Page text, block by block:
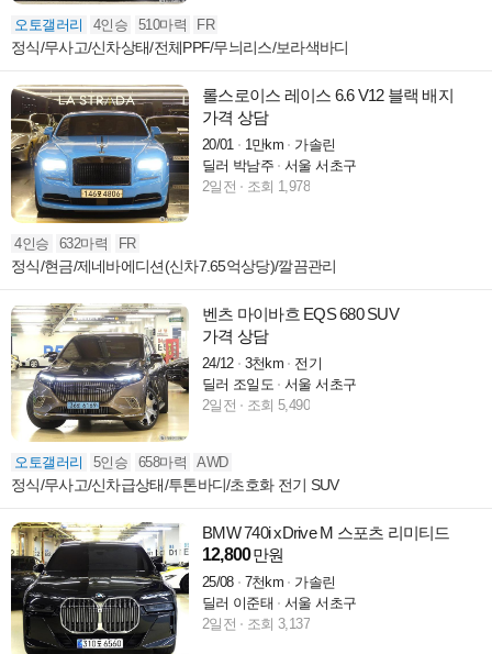
오토갤러리 4인승 510마력 FR
정식/무사고/신차상태/전체PPF/무늬리스/보라색바디
롤스로이스 레이스 6.6 V12 블랙 배지
가격 상담
20/01 1만km
가솔린
딜러 박남주
서울 서초구
2일전
조회 1,978
4인승 632마력 FR
정식/현금/제네바에디션(신차7.65억상당)/깔끔관리
벤츠 마이바흐 EQS 680 SUV
가격 상담
24/12 3천km
전기
딜러 조일도
서울 서초구
2일전
조회 5,490
오토갤러리 5인승 658마력 AWD
정식/무사고/신차급상태/투톤바디/초호화 전기 SUV
BMW 740i xDrive M 스포츠 리미티드
12,800만원
25/08 7천km
가솔린
딜러 이준태
서울 서초구
2일전
조회 3,137